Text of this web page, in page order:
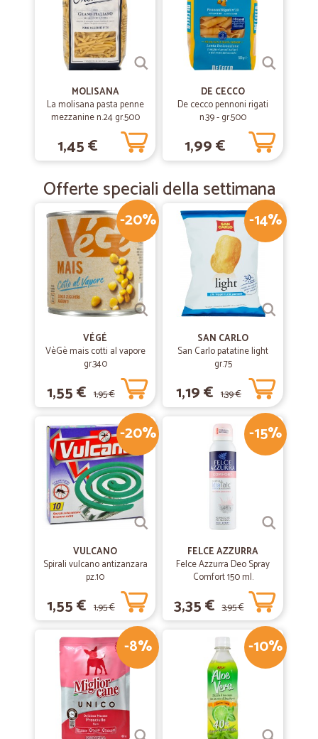
MOLISANA
La molisana pasta penne
mezzanine n.24 gr.500
1,45 €
DE CECCO
De cecco pennoni rigati
n.39 - gr.500
1,99 €
Offerte speciali della settimana
-20%
VÉGÉ
VèGè mais cotti al vapore
gr.340
1,55 € 1,95 €
-14%
SAN CARLO
San Carlo patatine light
gr.75
1,19 € 1,39 €
-20%
VULCANO
Spirali vulcano antizanzara
pz.10
1,55 € 1,95 €
-15%
FELCE AZZURRA
Felce Azzurra Deo Spray
Comfort 150 ml.
3,35 € 3,95 €
-8% -10%